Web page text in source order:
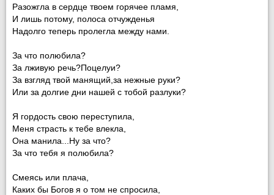
Разожгла в сердце твоем горячее пламя,
И лишь потому, полоса отчужденья
Надолго теперь пролегла между нами.
За что полюбила?
За лживую речь?Поцелуи?
За взгляд твой манящий,за нежные руки?
Или за долгие дни нашей с тобой разлуки?
Я гордость свою переступила,
Меня страсть к тебе влекла,
Она манила...Ну за что?
За что тебя я полюбила?
Смеясь или плача,
Каких бы Богов я о том не спросила,